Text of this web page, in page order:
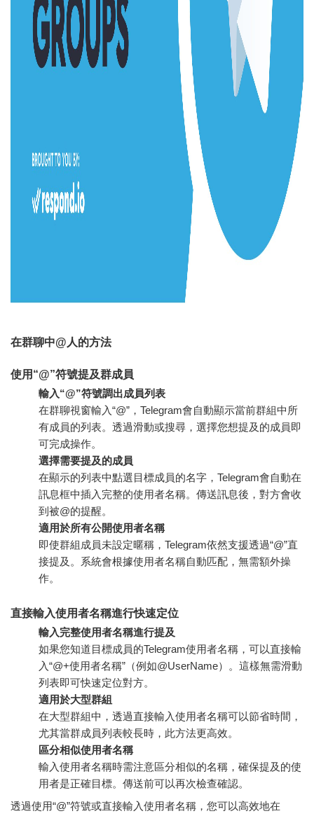
在群聊中@人的方法
使用“@”符號提及群成員
輸入“@”符號調出成員列表
在群聊視窗輸入“@”，Telegram會自動顯示當前群組中所
有成員的列表。透過滑動或搜尋，選擇您想提及的成員即
可完成操作。
選擇需要提及的成員
在顯示的列表中點選目標成員的名字，Telegram會自動在
訊息框中插入完整的使用者名稱。傳送訊息後，對方會收
到被@的提醒。
適用於所有公開使用者名稱
即使群組成員未設定暱稱，Telegram依然支援透過“@”直
接提及。系統會根據使用者名稱自動匹配，無需額外操
作。
直接輸入使用者名稱進行快速定位
輸入完整使用者名稱進行提及
如果您知道目標成員的Telegram使用者名稱，可以直接輸
入“@+使用者名稱”（例如@UserName）。這樣無需滑動
列表即可快速定位對方。
適用於大型群組
在大型群組中，透過直接輸入使用者名稱可以節省時間，
尤其當群成員列表較長時，此方法更高效。
區分相似使用者名稱
輸入使用者名稱時需注意區分相似的名稱，確保提及的使
用者是正確目標。傳送前可以再次檢查確認。
透過使用“@”符號或直接輸入使用者名稱，您可以高效地在